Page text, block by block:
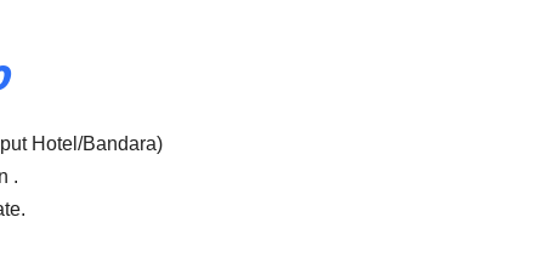
Hotel/Bandara)
.